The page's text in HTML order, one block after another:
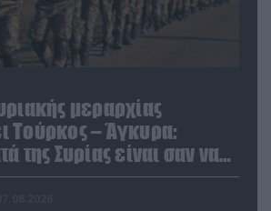
μεραρχίας
Τούρκος – Άγκυρα:
της Συρίας είναι σαν να